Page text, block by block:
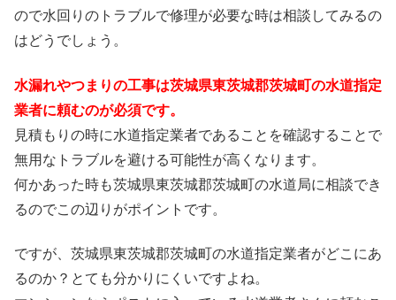
ので水回りのトラブルで修理が必要な時は相談してみるの
はどうでしょう。
水漏れやつまりの工事は茨城県東茨城郡茨城町の水道指定
業者に頼むのが必須です。
見積もりの時に水道指定業者であることを確認することで
無用なトラブルを避ける可能性が高くなります。
何かあった時も茨城県東茨城郡茨城町の水道局に相談でき
るのでこの辺りがポイントです。
ですが、茨城県東茨城郡茨城町の水道指定業者がどこにあ
るのか？とても分かりにくいですよね。